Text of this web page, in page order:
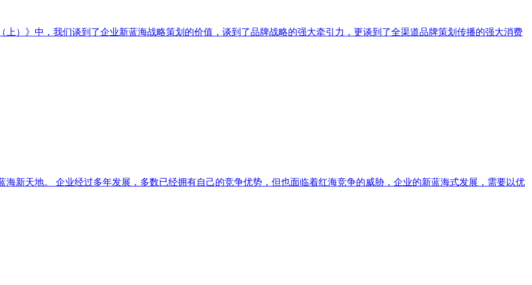
）》中，我们谈到了企业新蓝海战略策划的价值，谈到了品牌战略的强大牵引力，更谈到了全渠道品牌策划传播的强大消费
新天地。 企业经过多年发展，多数已经拥有自己的竞争优势，但也面临着红海竞争的威胁，企业的新蓝海式发展，需要以优